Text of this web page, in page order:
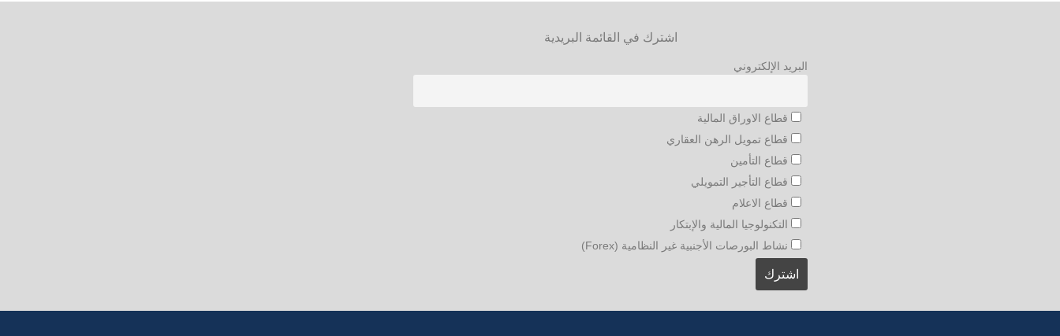
اشترك في القائمة البريدية
البريد الإلكتروني
قطاع الاوراق المالية
قطاع تمويل الرهن العقاري
قطاع التأمين
قطاع التأجير التمويلي
قطاع الاعلام
التكنولوجيا المالية والإبتكار
نشاط البورصات الأجنبية غير النظامية (Forex)